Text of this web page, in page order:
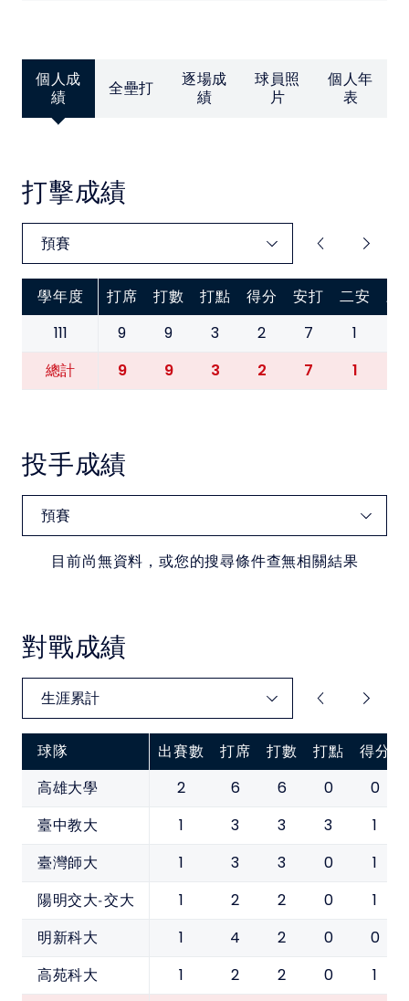
LINK
教育部體育署
個人成
績
全壘打
逐場成
績
球員照
片
個人年
表
打擊成績
學年度 打席 打數 打點 得分 安打 二安 三
111 9 9 3 2 7 1
總計 9 9 3 2 7 1
投手成績
目前尚無資料，或您的搜尋條件查無相關結果
對戰成績
球隊 出賽數 打席 打數 打點 得分
高雄大學
2 6 6 0 0
臺中教大 1 3 3 3 1
臺灣師大 1 3 3 0 1
陽明交大-交大 1 2 2 0 1
明新科大 1 4 2 0 0
高苑科大 1 2 2 0 1